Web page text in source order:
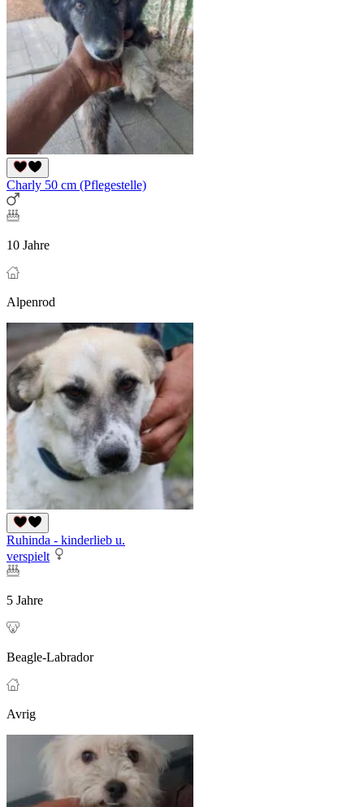
Charly 50 cm (Pflegestelle)
10 Jahre
Alpenrod
Ruhinda - kinderlieb u.
verspielt
5 Jahre
Beagle-Labrador
Avrig